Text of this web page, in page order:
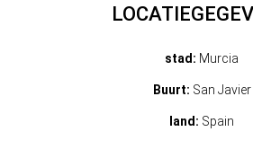
stad: Murcia
Buurt: San Javier
land: Spain